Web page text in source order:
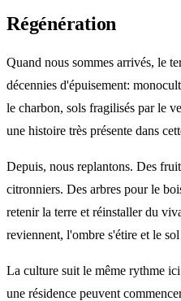
Régénération
Quand nous sommes arrivés, le
décennies d'épuisement:
le charbon, sols fragilisés par le
une histoire très présente dans
Depuis, nous replantons. Des
citronniers. Des arbres pour le
retenir la terre et réinstaller du
reviennent, l'ombre s'étire et le
La culture suit le même rythme
une résidence peuvent